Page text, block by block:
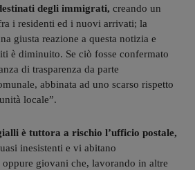
degli immigrati, creando un
i residenti ed i nuovi arrivati; la
giusta reazione a questa notizia e
è diminuito. Se ciò fosse confermato
di trasparenza da parte
abbinata ad uno scarso rispetto
locale”.
è tuttora a rischio l’ufficio postale,
inesistenti e vi abitano
giovani che, lavorando in altre